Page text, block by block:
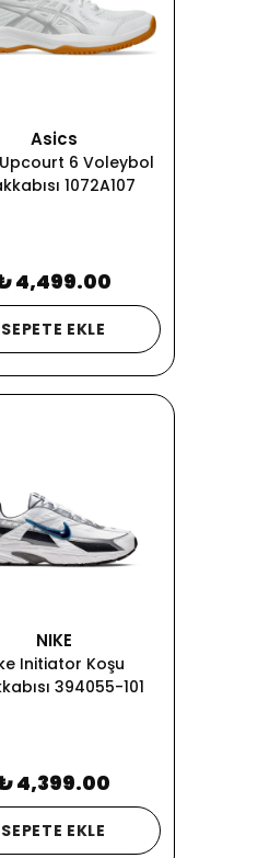
Asics
6 Voleybol
1072A107
4,499.00
SEPETE EKLE
NIKE
Initiator Koşu
394055-101
4,399.00
SEPETE EKLE